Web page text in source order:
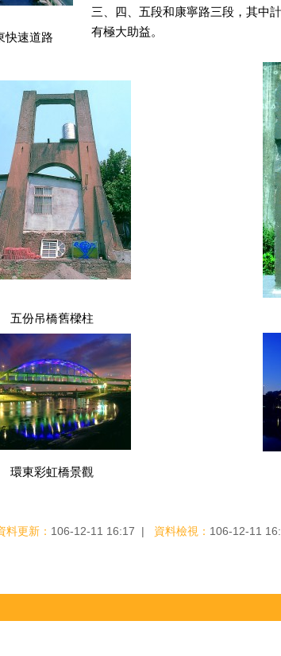
三、四、五段和康寧路三段，其中
有極大助益。
快速道路
五份吊橋舊樑柱
環東彩虹橋景觀
料更新： 106-12-11 16:17 資料檢視： 106-12-11